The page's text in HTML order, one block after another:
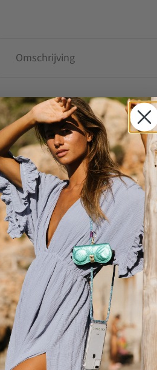
Bordeaux
Omschrijving
ANDERE KOCHTEN OOK
Geen